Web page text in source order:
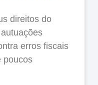
direitos do
erros fiscais
poucos